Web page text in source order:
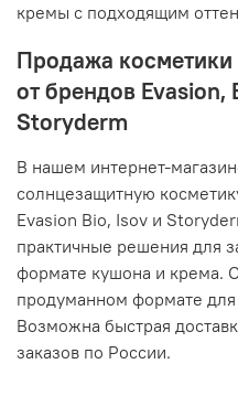
кремы с подходящим
Продажа косметики
от брендов Evasion,
Storyderm
В нашем интернет-
солнцезащитную
Evasion Bio, Isov и
практичные решения для
формате кушона и крема.
продуманном формате
Возможна быстрая
заказов по России.